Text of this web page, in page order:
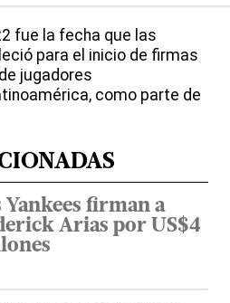
fue la fecha que las
para el inicio de firmas
jugadores
como parte de
Yankees firman a
Arias por US$4